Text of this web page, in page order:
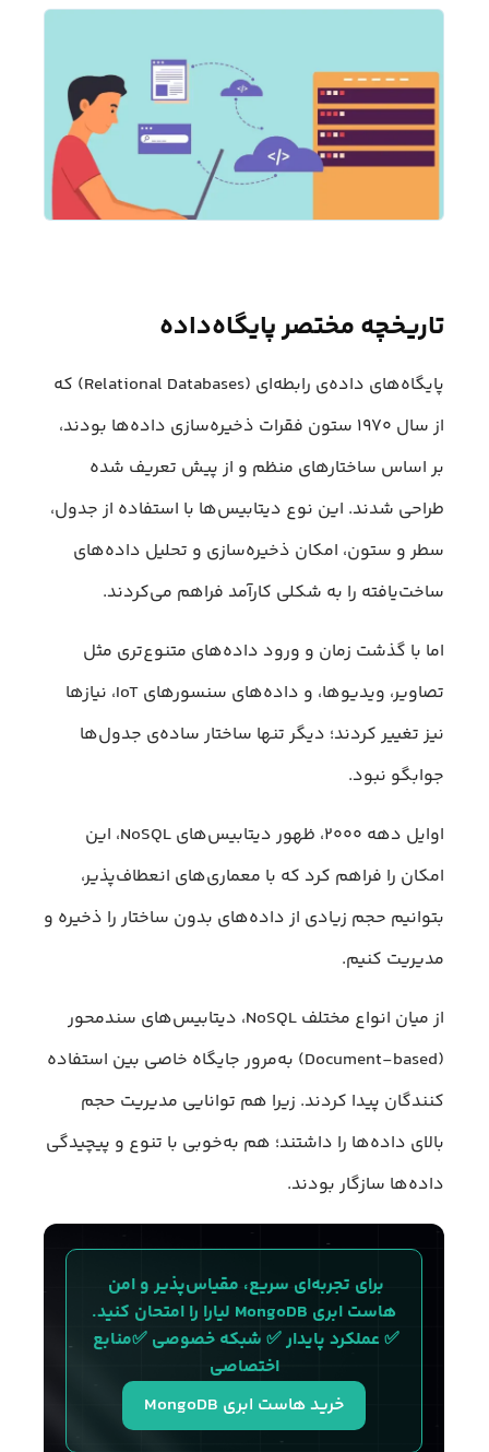
تاریخچه مختصر پایگاه‌داده
پایگاه‌های داده‌ی رابطه‌ای (Relational Databases) که
از سال ۱۹۷۰ ستون فقرات ذخیره‌سازی داده‌ها بودند،
بر اساس ساختارهای منظم و از پیش‌ تعریف‌ شده
طراحی شدند. این نوع دیتابیس‌ها با استفاده از جدول،
سطر و ستون، امکان ذخیره‌سازی و تحلیل داده‌های
ساخت‌یافته را به شکلی کارآمد فراهم می‌کردند.
اما با گذشت زمان و ورود داده‌های متنوع‌تری مثل
تصاویر، ویدیوها، و داده‌های سنسورهای IoT، نیازها
نیز تغییر کردند؛ دیگر تنها ساختار ساده‌ی جدول‌ها
جوابگو نبود.
اوایل دهه ۲۰۰۰، ظهور دیتابیس‌های NoSQL، این
امکان را فراهم کرد که با معماری‌های انعطاف‌پذیر،
بتوانیم حجم زیادی از داده‌های بدون ساختار را ذخیره و
مدیریت کنیم.
از میان انواع مختلف NoSQL، دیتابیس‌های سندمحور
(Document-based) به‌مرور جایگاه خاصی بین استفاده
کنندگان پیدا کردند. زیرا هم توانایی مدیریت حجم
بالای داده‌ها را داشتند؛ هم به‌خوبی با تنوع و پیچیدگی
داده‌ها سازگار بودند.
برای تجربه‌ای سریع، مقیاس‌پذیر و امن
هاست ابری MongoDB لیارا را امتحان کنید.
✅ عملکرد پایدار ✅ شبکه خصوصی ✅منابع
اختصاصی
خرید هاست ابری MongoDB